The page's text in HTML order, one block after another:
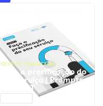
GESTÃO FINANCEIRA
Faça a precificação do
seu serviço | Prompts
ChatGPT